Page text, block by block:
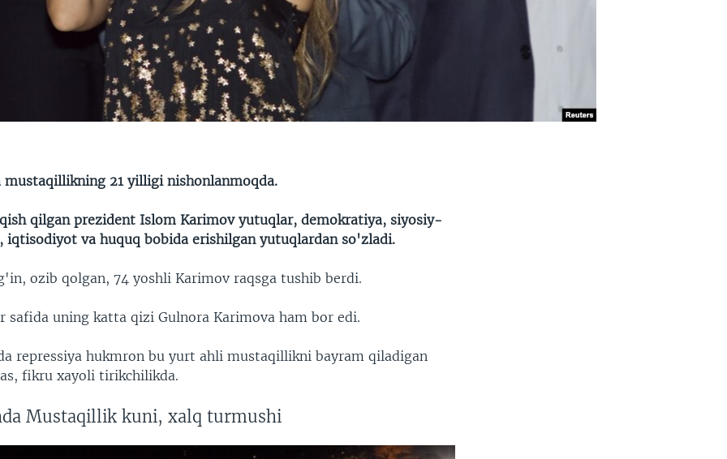
mustaqillikning 21 yilligi nishonlanmoqda.
qilgan prezident Islom Karimov yutuqlar, demokratiya, siyosiy-
va huquq bobida erishilgan yutuqlardan so'zladi.
ozib qolgan, 74 yoshli Karimov raqsga tushib berdi.
safida uning katta qizi Gulnora Karimova ham bor edi.
repressiya hukmron bu yurt ahli mustaqillikni bayram qiladigan
fikru xayoli tirikchilikda.
Mustaqillik kuni, xalq turmushi